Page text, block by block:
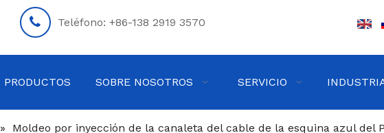
Teléfono: +86-138 2919 3570
PRODUCTOS SOBRE NOSOTROS SERVICIO
» Moldeo por inyección de la canaleta del cable de la esquina azul del